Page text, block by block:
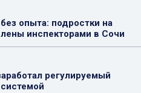
опыта: подростки на
инспекторами в Сочи
регулируемый